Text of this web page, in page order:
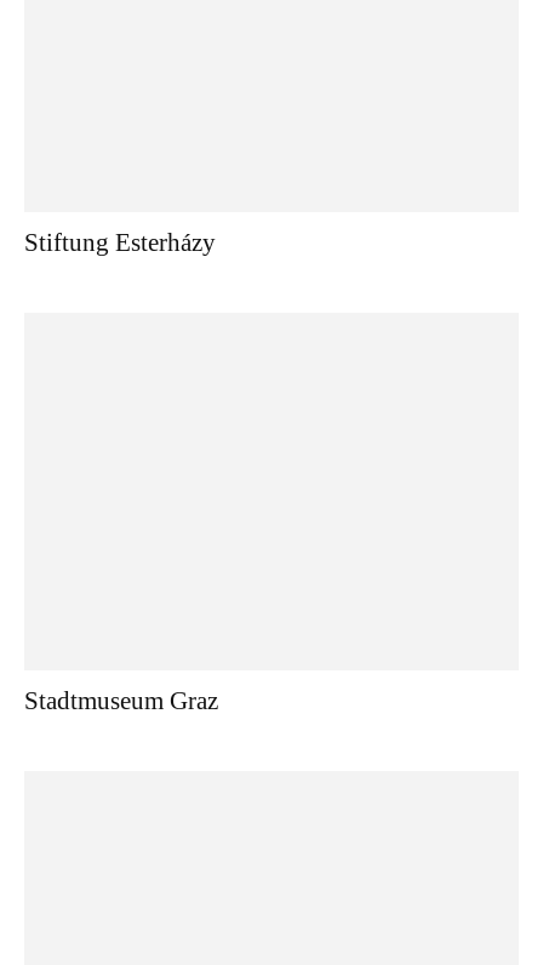
Stiftung Esterházy
Stadtmuseum Graz